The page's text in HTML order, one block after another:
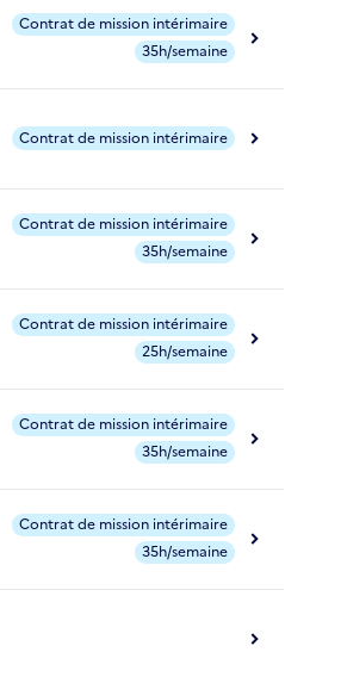
Contrat de mission intérimaire
35h/semaine
Contrat de mission intérimaire
Contrat de mission intérimaire
35h/semaine
Contrat de mission intérimaire
25h/semaine
Contrat de mission intérimaire
35h/semaine
Contrat de mission intérimaire
35h/semaine